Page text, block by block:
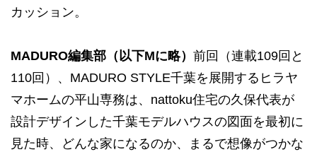
カッション。
MADURO編集部（以下Mに略） 前回（連載109回と
110回）、MADURO STYLE千葉を展開するヒラヤ
マホームの平山専務は、nattoku住宅の久保代表が
設計デザインした千葉モデルハウスの図面を最初に
見た時、どんな家になるのか、まるで想像がつかな